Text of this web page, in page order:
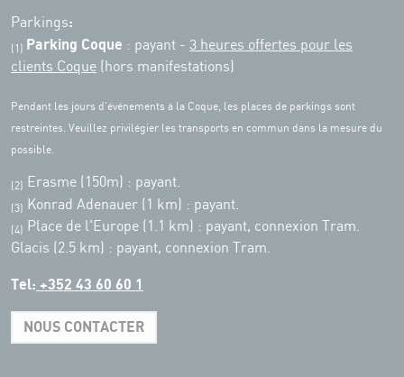
Parkings:
(1) Parking Coque : payant - 3 heures offertes pour les
clients Coque (hors manifestations)
Pendant les jours d'événements à la Coque, les places de parkings sont
restreintes. Veuillez privilégier les transports en commun dans la mesure du
possible.
(2) Erasme (150m) : payant.
(3) Konrad Adenauer (1 km) : payant.
(4)
Place de l'Europe (1.1 km) : payant, connexion Tram.
Glacis (2.5 km) : payant, connexion Tram.
Tel: +352 43 60 60 1
NOUS CONTACTER
Leaflet|Map tiles by Carto, under CC BY 3.0. Data by OpenStreetMap, under